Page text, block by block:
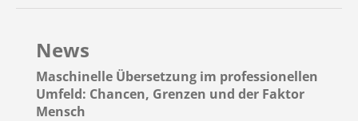
News
Maschinelle Übersetzung im professionellen
Umfeld: Chancen, Grenzen und der Faktor
Mensch